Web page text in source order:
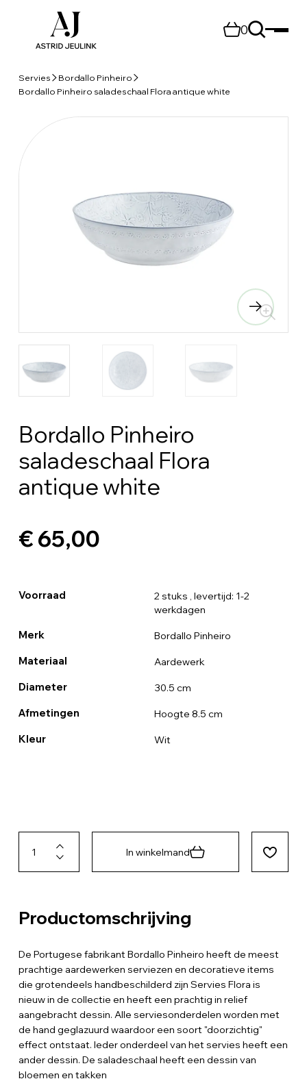
0
Servies
Bordallo Pinheiro
Bordallo Pinheiro saladeschaal Flora antique white
Bordallo Pinheiro
saladeschaal Flora
antique white
€ 65,00
Voorraad 2 stuks , levertijd: 1-2
werkdagen
Merk Bordallo Pinheiro
Materiaal Aardewerk
Diameter 30.5 cm
Afmetingen Hoogte 8.5 cm
Kleur Wit
In winkelmand
Productomschrijving
De Portugese fabrikant Bordallo Pinheiro heeft de meest
prachtige aardewerken serviezen en decoratieve items
die grotendeels handbeschilderd zijn Servies Flora is
nieuw in de collectie en heeft een prachtig in relief
aangebracht dessin. Alle serviesonderdelen worden met
de hand geglazuurd waardoor een soort "doorzichtig"
effect ontstaat. Ieder onderdeel van het servies heeft een
ander dessin. De saladeschaal heeft een dessin van
bloemen en takken